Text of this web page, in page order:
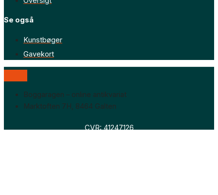
Se også
Kunstbøger
Gavekort
Boggaragen – online antikvariat
Marktoften 7H, 8464 Galten
CVR: 41247126